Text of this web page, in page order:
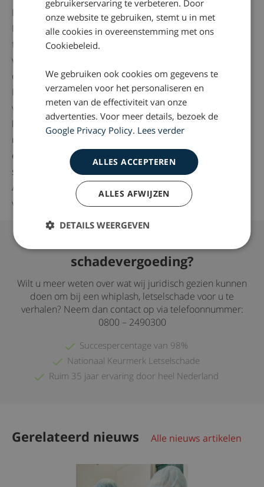
Bijna alle vormen van zorg vallen onder de nieuwe wet.
Naast de reguliere zorg, zoals huisartsenzorg,
fysiotherapie, ziekenhuiszorg en ouderenzorg, geldt de
wet ook voor de aanbieders van bijvoorbeeld
cosmetische behandelingen of alternatieve zorg.
Daarmee is deze groep van ruim 40.000 zorgaanbieders
voor het eerst onder een wettelijk kwaliteits- en
klachtenregime gebracht. Hierdoor krijgt de inspectie de
mogelijkheid beter toezicht te houden op deze sectoren
en in te grijpen bij misstanden. te houden op deze
sectoren en in te grijpen bij misstanden.
Al deze zorgaanbieders zijn op grond van deze wet
verplicht calamiteiten onverwijld bij de IGZ te melden.
Vragen over whiplash klachten of
schadevergoeding?
Wilt u meer weten over wat wij juridisch gezien kunnen
doen om bij een whiplash, letselschade voor u te
verhalen? Neem dan contact op via telefoonnummer:
0800 – 2490300
Succespercentage van 98%
Nationaal Keurmerk Letselschade
Ruim 35 jaar ervaring door heel Nederland
Gerelateerd nieuws Alle nieuws artikelen
gebruikerservaring te verbeteren. Door
onze website te gebruiken, stemt u in met
alle cookies in overeenstemming met ons
Cookiebeleid.
We gebruiken ook cookies om gegevens te
verzamelen voor het personaliseren en
meten van de effectiviteit van onze
advertenties. Voor meer details, bezoek de
Google Privacy Policy. Lees verder
ALLES ACCEPTEREN
ALLES AFWIJZEN
DETAILS WEERGEVEN